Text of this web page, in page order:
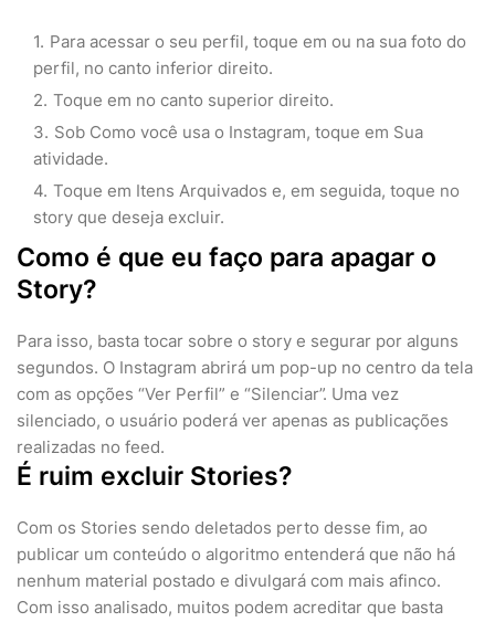
Para acessar o seu perfil, toque em ou na sua foto do
perfil, no canto inferior direito.
Toque em no canto superior direito.
Sob Como você usa o Instagram, toque em Sua
atividade.
Toque em Itens Arquivados e, em seguida, toque no
story que deseja excluir.
Como é que eu faço para apagar o
Story?
Para isso, basta tocar sobre o story e segurar por alguns
segundos. O Instagram abrirá um pop-up no centro da tela
com as opções “Ver Perfil” e “Silenciar”. Uma vez
silenciado, o usuário poderá ver apenas as publicações
realizadas no feed.
É ruim excluir Stories?
Com os Stories sendo deletados perto desse fim, ao
publicar um conteúdo o algoritmo entenderá que não há
nenhum material postado e divulgará com mais afinco.
Com isso analisado, muitos podem acreditar que basta